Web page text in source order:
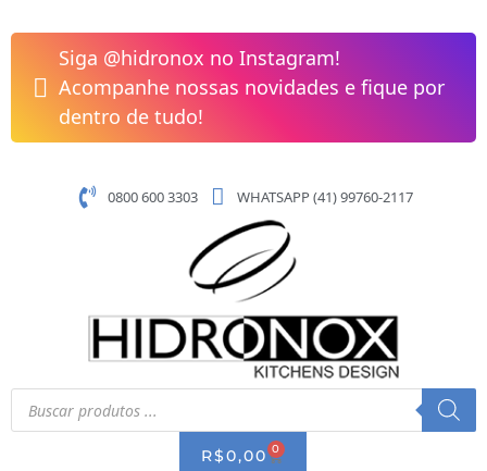
para
conteúdo
Siga @hidronox no Instagram!
Acompanhe nossas novidades e fique por
dentro de tudo!
0800 600 3303 WHATSAPP (41) 99760-2117
Pesquisar
produtos
R$0,00 0 CART